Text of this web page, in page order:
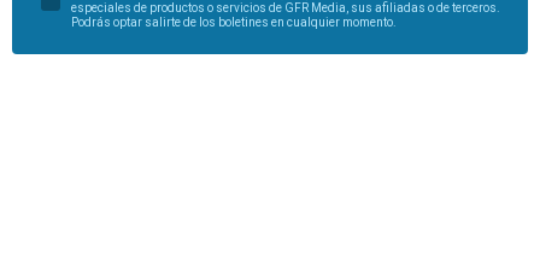
especiales de productos o servicios de GFR Media, sus afiliadas o de terceros.
Podrás optar salirte de los boletines en cualquier momento.